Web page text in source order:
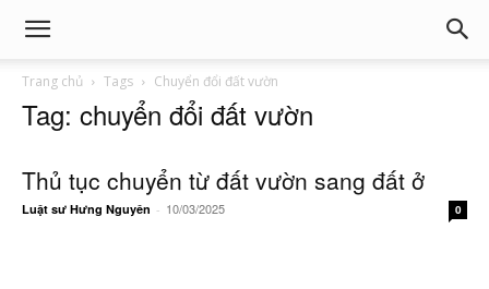
Trang chủ Tags Chuyển đổi đất vườn
Tag: chuyển đổi đất vườn
Thủ tục chuyển từ đất vườn sang đất ở
Luật sư Hưng Nguyên - 10/03/2025 0